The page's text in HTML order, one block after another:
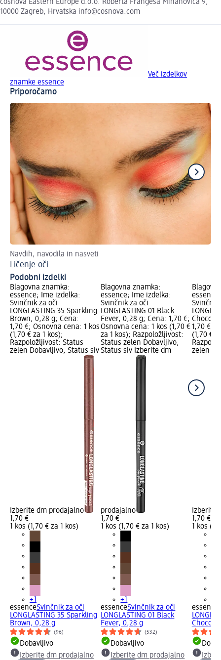
cosnova Eastern Europe d.o.o. Roberta Frangeša Mihanovića 9,
10000 Zagreb, Hrvatska info@cosnova.com
Več izdelkov
znamke essence
Priporočamo
Navdih, navodila in nasveti
Ličenje oči
Podobni izdelki
Blagovna znamka:
essence; Ime izdelka:
Svinčnik za oči
LONGLASTING 35 Sparkling
Brown, 0,28 g; Cena:
1,70 €; Osnovna cena: 1 kos
(1,70 € za 1 kos);
Razpoložljivost: Status
zelen Dobavljivo, Status siv
Izberite dm prodajalno
1,70 €
1 kos (1,70 € za 1 kos)
+1
essenceSvinčnik za oči
LONGLASTING 35 Sparkling
Brown, 0,28 g
(96)
Dobavljivo
Izberite dm prodajalno
Blagovna znamka:
essence; Ime izdelka:
Svinčnik za oči
LONGLASTING 01 Black
Fever, 0,28 g; Cena: 1,70 €;
Osnovna cena: 1 kos (1,70 €
za 1 kos); Razpoložljivost:
Status zelen Dobavljivo,
Status siv Izberite dm
prodajalno
1,70 €
1 kos (1,70 € za 1 kos)
+1
essenceSvinčnik za oči
LONGLASTING 01 Black
Fever, 0,28 g
(532)
Dobavljivo
Izberite dm prodajalno
Svinčnik
1,70 €;
(1,70 €
zelen
Izberite
1,70 €
1 kos
essence